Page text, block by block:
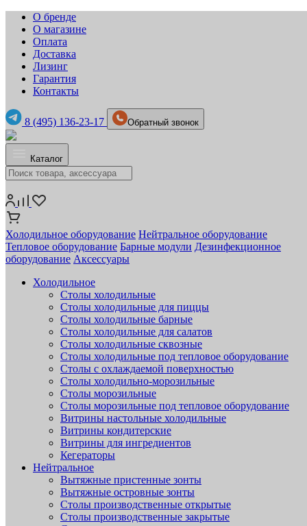
О бренде
О магазине
Оплата
Доставка
Лизинг
Гарантия
Контакты
8 (495) 136-23-17 Обратный звонок
Каталог
Холодильное оборудование Нейтральное оборудование
Тепловое оборудование Барные модули Дезинфекционное
оборудование Аксессуары
Холодильное
Столы холодильные
Столы холодильные для пиццы
Столы холодильные барные
Столы холодильные для салатов
Столы холодильные сквозные
Столы холодильные под тепловое оборудование
Столы с охлаждаемой поверхностью
Столы холодильно-морозильные
Столы морозильные
Столы морозильные под тепловое оборудование
Витрины настольные холодильные
Витрины кондитерские
Витрины для ингредиентов
Кегераторы
Нейтральное
Вытяжные пристенные зонты
Вытяжные островные зонты
Столы производственные открытые
Столы производственные закрытые